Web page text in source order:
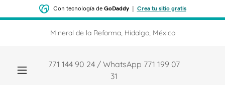
Con tecnología de GoDaddy| Crea tu sitio gratis
Mineral de la Reforma, Hidalgo, México
771 144 90 24/ WhatsApp 771 199 07
31